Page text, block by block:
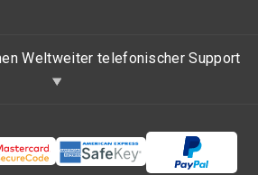
Weltweiter telefonischer Support